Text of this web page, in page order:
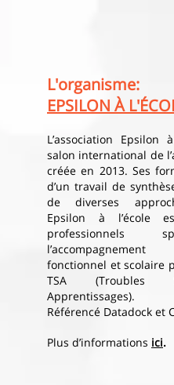
L'organisme:
EPSILON À
L’association Epsilon
salon international de
créée en 2013. Ses
d’un travail de
de diverses
Epsilon à l’école
professionnels
l’accompagnement
fonctionnel et scolaire
TSA (Troubles
Apprentissages).
Référencé Datadock et
Plus d’informations ici.